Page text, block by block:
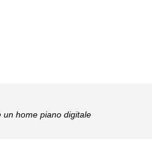
un home piano digitale